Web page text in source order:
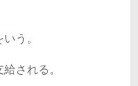
いう。
される。